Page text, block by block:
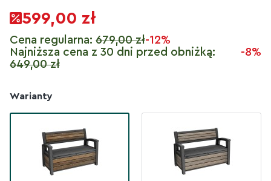
599,00 zł
Cena regularna: 679,00 zł-12%
Najniższa cena z 30 dni przed obniżką:
649,00 zł
-8%
Warianty